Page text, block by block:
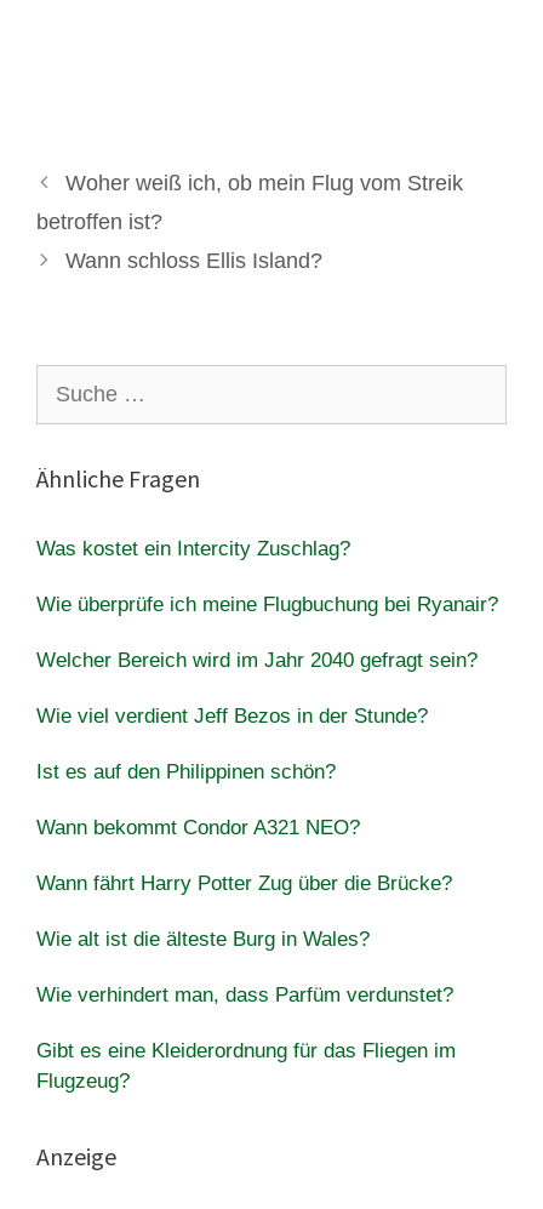
Woher weiß ich, ob mein Flug vom Streik
betroffen ist?
Wann schloss Ellis Island?
nach:
Ähnliche Fragen
Was kostet ein Intercity Zuschlag?
Wie überprüfe ich meine Flugbuchung bei Ryanair?
Welcher Bereich wird im Jahr 2040 gefragt sein?
Wie viel verdient Jeff Bezos in der Stunde?
Ist es auf den Philippinen schön?
Wann bekommt Condor A321 NEO?
Wann fährt Harry Potter Zug über die Brücke?
Wie alt ist die älteste Burg in Wales?
Wie verhindert man, dass Parfüm verdunstet?
Gibt es eine Kleiderordnung für das Fliegen im
Flugzeug?
Anzeige